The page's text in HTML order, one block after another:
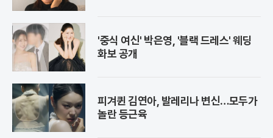
'중식 여신' 박은영, '블랙 드레스' 웨딩
화보 공개
피겨퀸 김연아, 발레리나 변신…모두가
놀란 등근육